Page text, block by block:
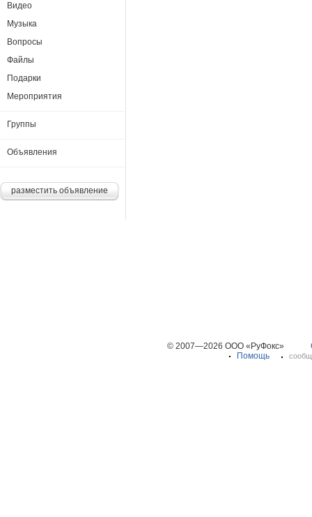
Видео
Музыка
Вопросы
Файлы
Подарки
Мероприятия
Группы
Объявления
разместить объявление
© 2007—2026 ООО «РуФокс»
Помощь